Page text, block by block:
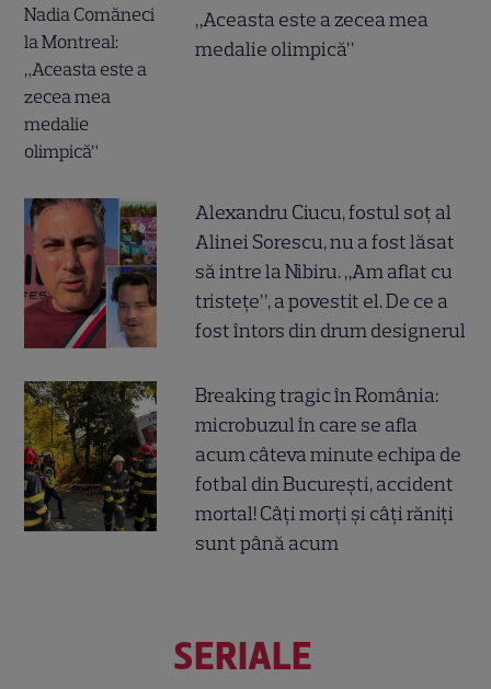
„Aceasta este a zecea mea
medalie olimpică”
Alexandru Ciucu, fostul soț al
Alinei Sorescu, nu a fost lăsat
să intre la Nibiru. „Am aflat cu
tristețe”, a povestit el. De ce a
fost întors din drum designerul
Breaking tragic în România:
microbuzul în care se afla
acum câteva minute echipa de
fotbal din București, accident
mortal! Câți morți și câți răniți
sunt până acum
SERIALE